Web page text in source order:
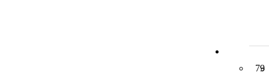
79